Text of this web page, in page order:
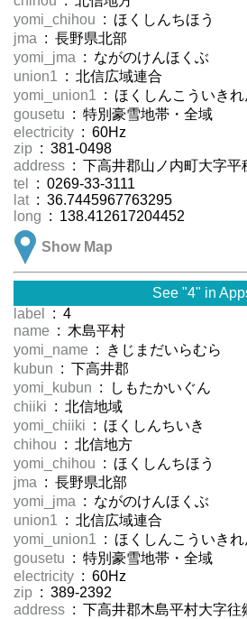
yomi_chihou : ほくしんちほう
jma : 長野県北部
yomi_jma : ながのけんほくぶ
union1 : 北信広域連合
yomi_union1 : ほくしんこういきれ
gousetu : 特別豪雪地帯・全域
electricity : 60Hz
zip : 381-0498
address : 下高井郡山ノ内町大字平
tel
: 0269-33-3111
lat : 36.7445967763295
long : 138.412617204452
Show Map
See "4" in
label
: 4
name : 木島平村
yomi_name : きじまだいらむら
kubun : 下高井郡
yomi_kubun : しもたかいぐん
chiiki : 北信地域
yomi_chiiki : ほくしんちいき
chihou : 北信地方
yomi_chihou : ほくしんちほう
jma : 長野県北部
yomi_jma : ながのけんほくぶ
union1 : 北信広域連合
yomi_union1 : ほくしんこういきれ
gousetu : 特別豪雪地帯・全域
electricity : 60Hz
zip : 389-2392
address : 下高井郡木島平村大字往